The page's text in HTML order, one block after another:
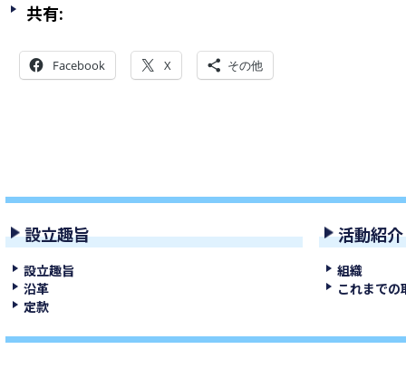
共有:
Facebook X その他
設立趣旨
設立趣旨
沿革
定款
活動紹介
組織
これまでの